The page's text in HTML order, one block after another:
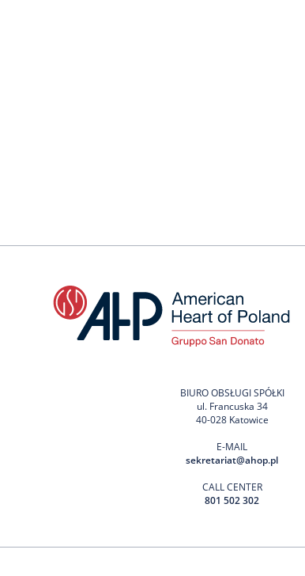
BIURO OBSŁUGI SPÓŁKI
ul. Francuska 34
40-028 Katowice
E-MAIL
sekretariat@ahop.pl
CALL CENTER
801 502 302